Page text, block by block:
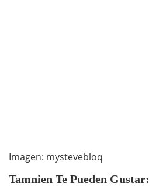
Imagen: mystevebloq
Tamnien Te Pueden Gustar: